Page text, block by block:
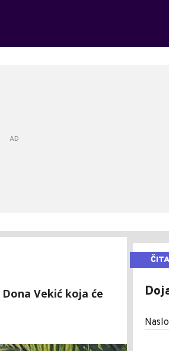
Vekić koja će